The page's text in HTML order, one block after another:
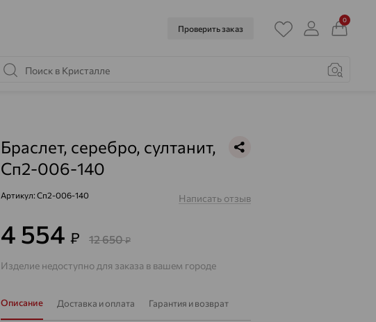
Проверить заказ
0
Браслет, серебро, султанит,
Сп2-006-140
Артикул: Сп2-006-140 Написать отзыв
4 554 ₽ 12 650₽
Изделие недоступно для заказа в вашем городе
Описание Доставка и оплата Гарантия и возврат